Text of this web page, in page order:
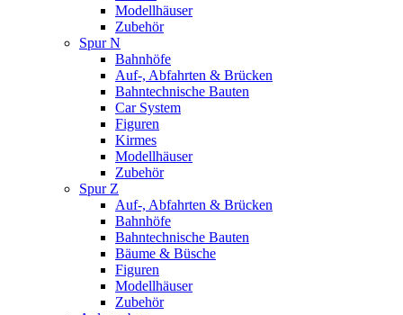
Modellhäuser
Zubehör
Spur N
Bahnhöfe
Auf-, Abfahrten & Brücken
Bahntechnische Bauten
Car System
Figuren
Kirmes
Modellhäuser
Zubehör
Spur Z
Auf-, Abfahrten & Brücken
Bahnhöfe
Bahntechnische Bauten
Bäume & Büsche
Figuren
Modellhäuser
Zubehör